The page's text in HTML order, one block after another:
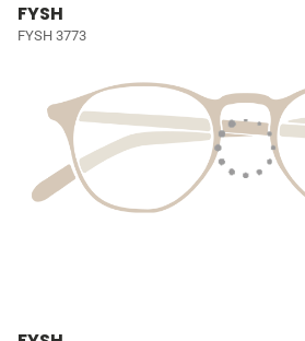
FYSH
FYSH 3773